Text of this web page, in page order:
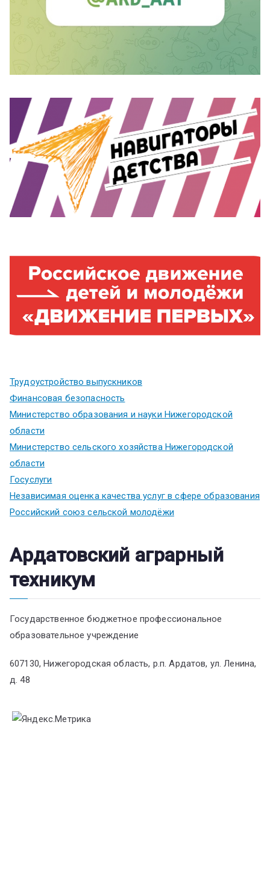
Трудоустройство выпускников
Финансовая безопасность
Министерство образования и науки Нижегородской
области
Министерство сельского хозяйства Нижегородской
области
Госуслуги
Независимая оценка качества услуг в сфере образования
Российский союз сельской молодёжи
Ардатовский аграрный
техникум
Государственное бюджетное профессиональное
образовательное учреждение
607130, Нижегородская область, р.п. Ардатов, ул. Ленина,
д. 48